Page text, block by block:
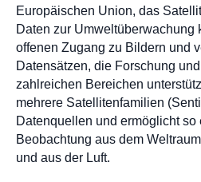
Europäischen Union, das
Daten zur Umweltüberwachung
offenen Zugang zu Bildern und
Datensätzen, die Forschung
zahlreichen Bereichen
mehrere Satellitenfamilien
Datenquellen und ermöglicht so
Beobachtung aus dem
und aus der Luft.